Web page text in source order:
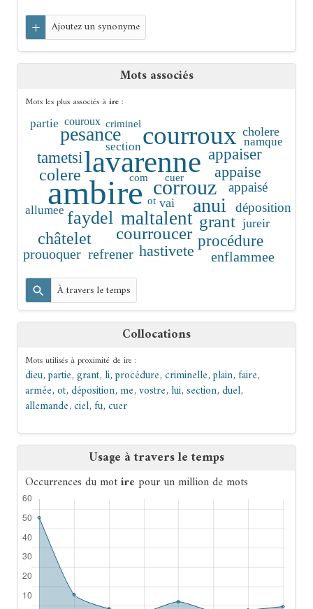
+ Ajoutez un synonyme
Mots associés
Mots les plus associés àire:
ambire
lavarenne
courroux
corrouz
pesance
anui
maltalent
faydel grant
courroucer
châtelet
colere
tametsi
procédure
appaiser
appaise
hastivete
refrener
prouoquer enflammee
appaisé
déposition
vai
cholere
jureir
allumee
namque
section
partie couroux
ot
com cuer
criminel
À travers le temps
Collocations
Mots utilisés à proximité de ire :
dieu,partie,grant,li,procédure,criminelle,plain,faire,
armée,ot,déposition,me,vostre,lui,section,duel,
allemande,ciel,fu,cuer
Usage à travers le temps
Occurrences du motire pour un million de mots